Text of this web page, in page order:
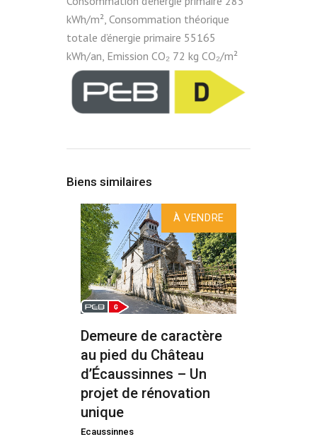
kWh/m², Consommation théorique
totale d’énergie primaire 55165
kWh/an, Emission CO₂ 72 kg CO₂/m²
Biens similaires
À VENDRE
Demeure de caractère
au pied du Château
d’Écaussinnes – Un
projet de rénovation
unique
Ecaussinnes